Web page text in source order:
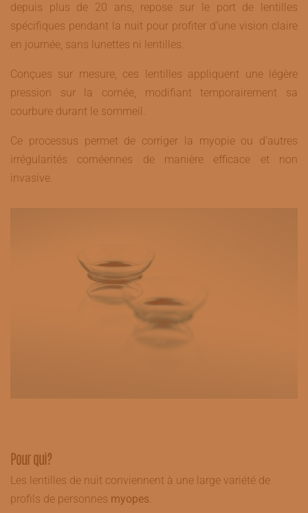
depuis plus de 20 ans, repose sur le port de lentilles
spécifiques pendant la nuit pour profiter d’une vision claire
en journée, sans lunettes ni lentilles.
Conçues sur mesure, ces lentilles appliquent une légère
pression sur la cornée, modifiant temporairement sa
courbure durant le sommeil.
Ce processus permet de corriger la myopie ou d’autres
irrégularités cornéennes de manière efficace et non
invasive.
Pour qui?
Les lentilles de nuit conviennent à une large variété de
profils de personnes myopes.